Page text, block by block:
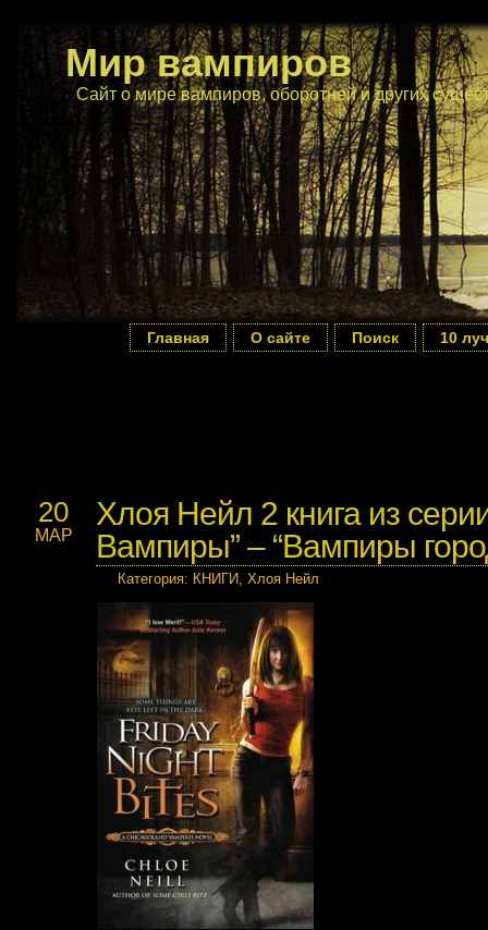
Мир вампиров
Сайт о мире вампиров, оборотней и других
Главная О сайте Поиск 10
20
МАР
Хлоя Нейл 2 книга из
Вампиры” – “Вампиры
Категория: КНИГИ, Хлоя Нейл